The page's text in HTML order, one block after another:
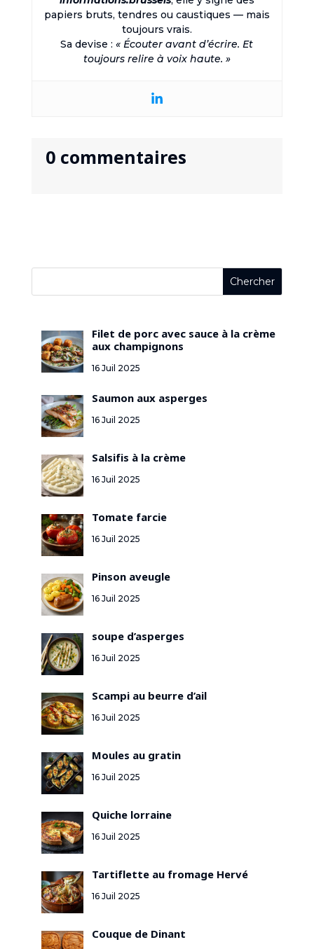
papiers bruts, tendres ou caustiques — mais
toujours vrais.
Sa devise :« Écouter avant d’écrire. Et
toujours relire à voix haute. »
0 commentaires
Filet de porc avec sauce à la crème
aux champignons
16 Juil 2025
Saumon aux asperges
16 Juil 2025
Salsifis à la crème
16 Juil 2025
Tomate farcie
16 Juil 2025
Pinson aveugle
16 Juil 2025
soupe d’asperges
16 Juil 2025
Scampi au beurre d’ail
16 Juil 2025
Moules au gratin
16 Juil 2025
Quiche lorraine
16 Juil 2025
Tartiflette au fromage Hervé
16 Juil 2025
Couque de Dinant